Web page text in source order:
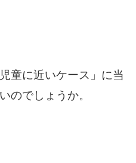
童に近いケース」に当
のでしょうか。